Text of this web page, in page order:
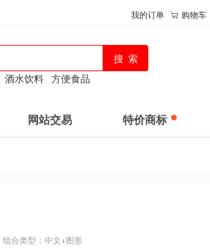
我的订单 购物车
酒水饮料 方便食品
网站交易 特价商标
组合类型：中文+图形